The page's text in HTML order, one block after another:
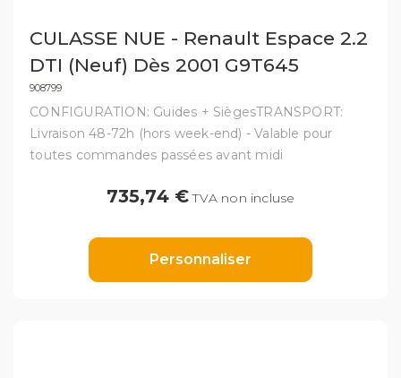
CULASSE NUE - Renault Espace 2.2
DTI (Neuf) Dès 2001 G9T645
908799
CONFIGURATION: Guides + SiègesTRANSPORT:
Livraison 48-72h (hors week-end) - Valable pour
toutes commandes passées avant midi
735,74 €TVA non incluse
Personnaliser